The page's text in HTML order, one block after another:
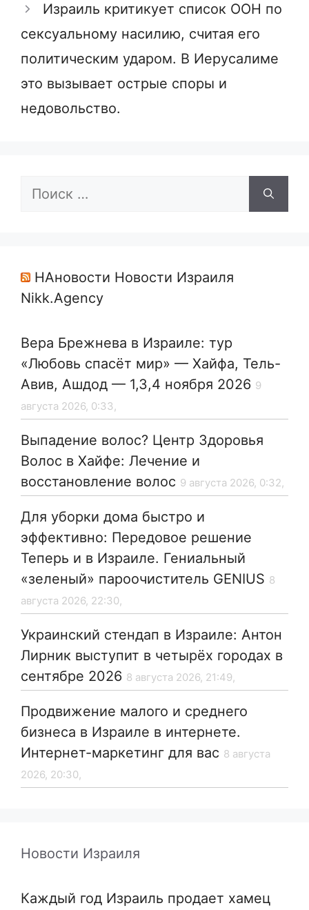
Израиль критикует список ООН по
сексуальному насилию, считая его
политическим ударом. В Иерусалиме
это вызывает острые споры и
недовольство.
Поиск:
НАновости Новости Израиля
Nikk.Agency
Вера Брежнева в Израиле: тур
«Любовь спасёт мир» — Хайфа, Тель-
Авив, Ашдод — 1,3,4 ноября 2026 9
августа 2026, 0:33,
Выпадение волос? Центр Здоровья
Волос в Хайфе: Лечение и
восстановление волос 9 августа 2026, 0:32,
Для уборки дома быстро и
эффективно: Передовое решение
Теперь и в Израиле. Гениальный
«зеленый» пароочиститель GENIUS 8
августа 2026, 22:30,
Украинский стендап в Израиле: Антон
Лирник выступит в четырёх городах в
сентябре 2026 8 августа 2026, 21:49,
Продвижение малого и среднего
бизнеса в Израиле в интернете.
Интернет-маркетинг для вас 8 августа
2026, 20:30,
Новости Израиля
Каждый год Израиль продает хамец